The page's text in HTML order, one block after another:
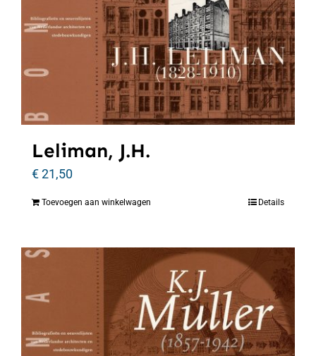
Leliman, J.H.
€21,50
Toevoegen aan winkelwagen Details